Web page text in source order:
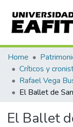
Communities &
All of DSpace
Statistics
Home
Rafael Vega
El Ballet